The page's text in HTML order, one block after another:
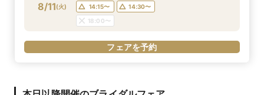
8/11(火)
14:15〜
14:30〜
18:00〜
フェアを予約